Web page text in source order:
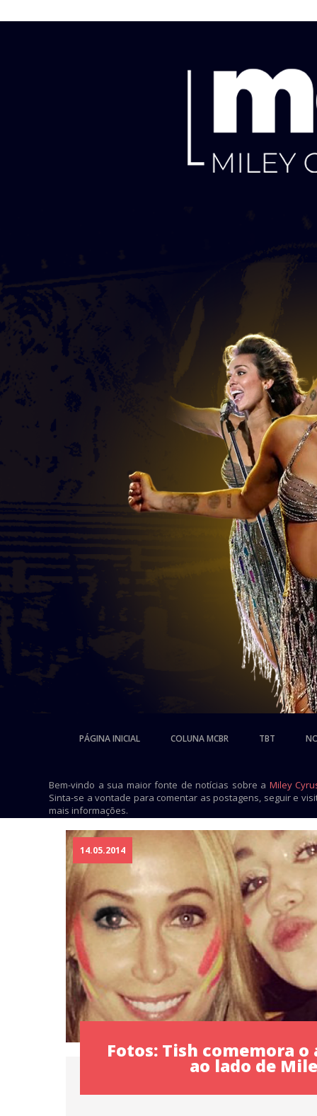
PÁGINA INICIAL COLUNA MCBR TBT
Bem-vindo a sua maior fonte de notícias sobre a Miley
Sinta-se a vontade para comentar as postagens, seguir e
mais informações.
14.05.2014
Fotos: Tish comemora
ao lado de